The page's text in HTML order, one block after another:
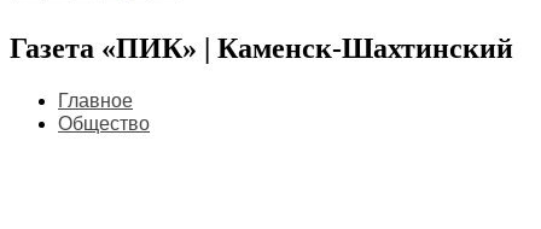
Газета «ПИК» | Каменск-Шахтинский
Главное
Общество